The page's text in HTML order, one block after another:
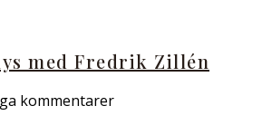
med Fredrik Zillén
kommentarer